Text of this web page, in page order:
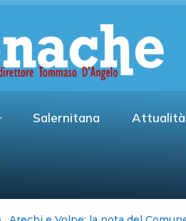
Salernitana Attualità